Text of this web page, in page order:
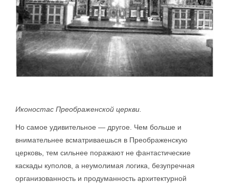
Иконостас Преображенской церкви.
Но самое удивительное — другое. Чем больше и
внимательнее всматриваешься в Преображенскую
церковь, тем сильнее поражают не фантастические
каскады куполов, а неумолимая логика, безупречная
организованность и продуманность архитектурной